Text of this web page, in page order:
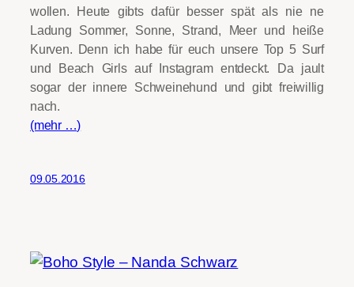
wollen. Heute gibts dafür besser spät als nie ne
Ladung Sommer, Sonne, Strand, Meer und heiße
Kurven. Denn ich habe für euch unsere Top 5 Surf
und Beach Girls auf Instagram entdeckt. Da jault
sogar der innere Schweinehund und gibt freiwillig
nach.
(mehr …)
09.05.2016